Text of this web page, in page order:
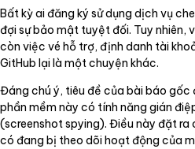
Bất kỳ ai đăng ký sử dụng dịch vụ
đợi sự bảo mật tuyệt đối. Tuy nhiên,
còn việc vé hỗ trợ, định danh tài
GitHub lại là một chuyện khác.
Đáng chú ý, tiêu đề của bài báo
phần mềm này có tính năng gián
(screenshot spying). Điều này đặt ra
có đang bị theo dõi hoạt động của